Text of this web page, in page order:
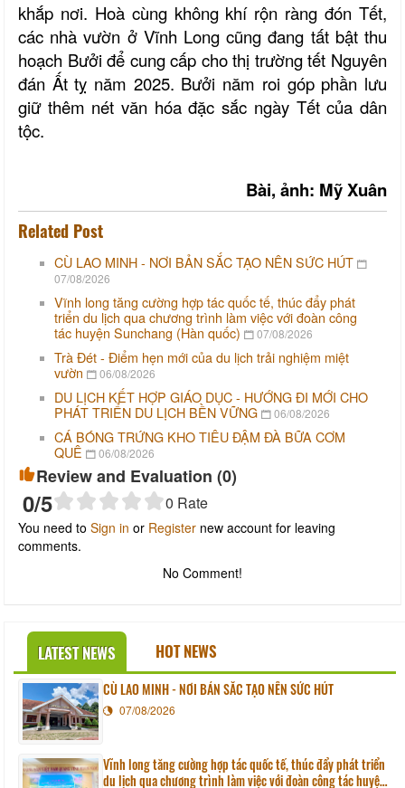
khắp nơi. Hoà cùng không khí rộn ràng đón Tết,
các nhà vườn ở Vĩnh Long cũng đang tất bật thu
hoạch Bưởi để cung cấp cho thị trường tết Nguyên
đán Ất tỵ năm 2025. Bưởi năm roi góp phần lưu
giữ thêm nét văn hóa đặc sắc ngày Tết của dân
tộc.
Bài, ảnh: Mỹ Xuân
Related Post
CÙ LAO MINH - NƠI BẢN SẮC TẠO NÊN SỨC HÚT
07/08/2026
Vĩnh long tăng cường hợp tác quốc tế, thúc đẩy phát
triển du lịch qua chương trình làm việc với đoàn công
tác huyện Sunchang (Hàn quốc)
07/08/2026
Trà Đét - Điểm hẹn mới của du lịch trải nghiệm miệt
vườn
06/08/2026
DU LỊCH KẾT HỢP GIÁO DỤC - HƯỚNG ĐI MỚI CHO
PHÁT TRIỂN DU LỊCH BỀN VỮNG
06/08/2026
CÁ BÓNG TRỨNG KHO TIÊU ĐẬM ĐÀ BỮA CƠM
QUÊ
06/08/2026
Review and Evaluation (0)
0/5 0 Rate
You need to Sign in or Register new account for leaving
comments.
No Comment!
LATEST NEWS HOT NEWS
CÙ LAO MINH - NƠI BẢN SẮC TẠO NÊN SỨC HÚT
07/08/2026
Vĩnh long tăng cường hợp tác quốc tế, thúc đẩy phát triển
du lịch qua chương trình làm việc với đoàn công tác huyện